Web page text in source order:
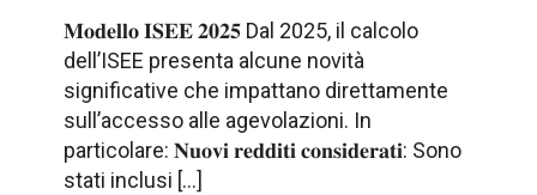
𝐌𝐨𝐝𝐞𝐥𝐥𝐨 𝐈𝐒𝐄𝐄 𝟐𝟎𝟐𝟓 Dal 2025, il calcolo
dell’ISEE presenta alcune novità
significative che impattano direttamente
sull’accesso alle agevolazioni. In
particolare: 𝐍𝐮𝐨𝐯𝐢 𝐫𝐞𝐝𝐝𝐢𝐭𝐢 𝐜𝐨𝐧𝐬𝐢𝐝𝐞𝐫𝐚𝐭𝐢: Sono
stati inclusi […]